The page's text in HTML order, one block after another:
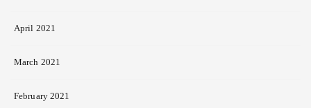
April 2021
March 2021
February 2021